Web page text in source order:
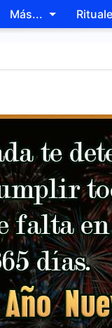
Más...